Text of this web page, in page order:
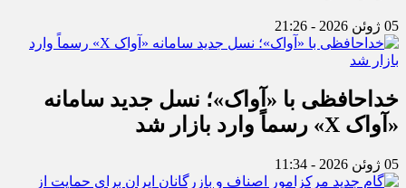
05 ژوئن 2026 - 21:26
خداحافظی با «آواک»؛ نسل جدید سامانه
«آواک X» رسماً وارد بازار شد
05 ژوئن 2026 - 11:34